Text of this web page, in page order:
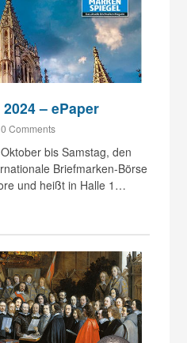
– ePaper
0 Comments
bis Samstag, den
Briefmarken-Börse
und heißt in Halle 1…